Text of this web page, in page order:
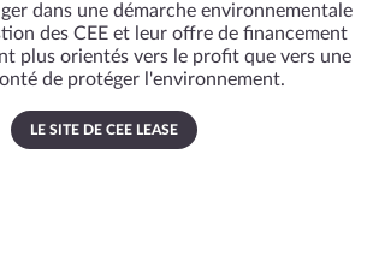
dans une démarche environnementale
des CEE et leur offre de financement
plus orientés vers le profit que vers une
de protéger l'environnement.
LE SITE DE CEE LEASE